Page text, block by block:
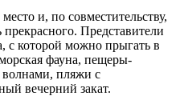
и, по совместительству,
Представители
с которой можно прыгать в
фауна, пещеры-
пляжи с
вечерний закат.